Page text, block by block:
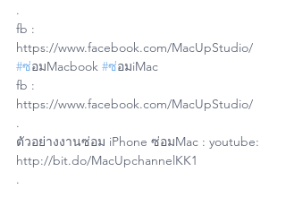
.
fb :
https://www.facebook.com/MacUpStudio/
#ซ่อมMacbook #ซ่อมiMac
fb :
https://www.facebook.com/MacUpStudio/
.
ตัวอย่างงานซ่อม iPhone ซ่อมMac : youtube:
http://bit.do/MacUpchannelKK1
.